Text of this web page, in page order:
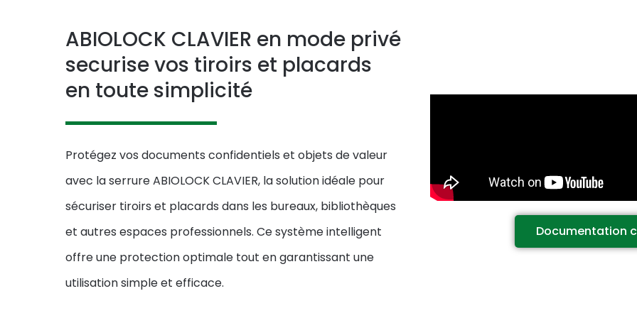
ABIOLOCK CLAVIER en mode privé
securise vos tiroirs et placards
en toute simplicité
Protégez vos documents confidentiels et objets de valeur
avec la serrure ABIOLOCK CLAVIER, la solution idéale pour
sécuriser tiroirs et placards dans les bureaux, bibliothèques
et autres espaces professionnels. Ce système intelligent
offre une protection optimale tout en garantissant une
utilisation simple et efficace.
Documentation